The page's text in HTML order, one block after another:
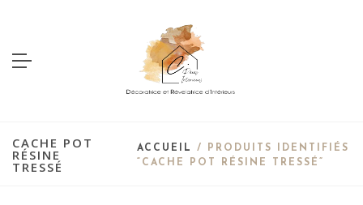
CACHE POT
RÉSINE
TRESSÉ
ACCUEIL
/ PRODUITS IDENTIFIÉS
“CACHE POT RÉSINE TRESSÉ”